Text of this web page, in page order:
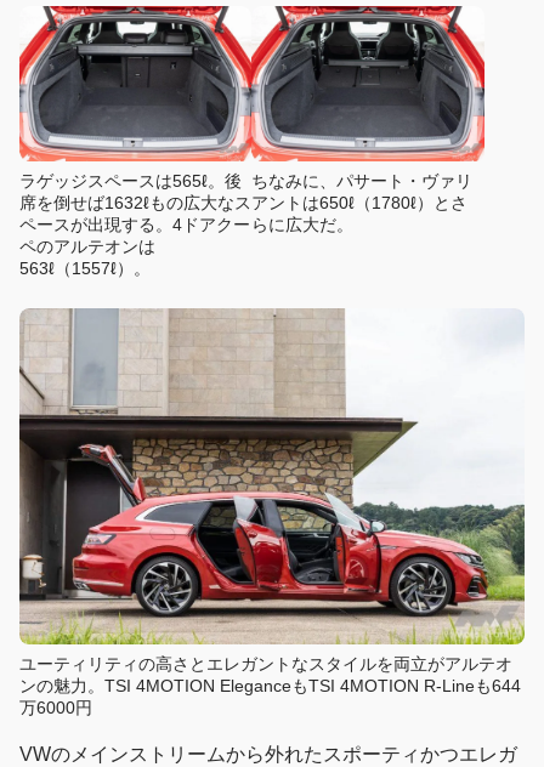
ラゲッジスペースは565ℓ。後
席を倒せば1632ℓもの広大なス
ペースが出現する。4ドアクー
ペのアルテオンは
563ℓ（1557ℓ）。
ちなみに、パサート・ヴァリ
アントは650ℓ（1780ℓ）とさ
らに広大だ。
ユーティリティの高さとエレガントなスタイルを両立がアルテオ
ンの魅力。TSI 4MOTION EleganceもTSI 4MOTION R-Lineも644
万6000円
VWのメインストリームから外れたスポーティかつエレガ